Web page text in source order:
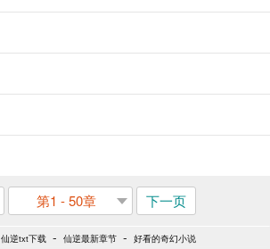
第1 - 50章 下一页
仙逆txt下载 - 仙逆最新章节 - 好看的奇幻小说